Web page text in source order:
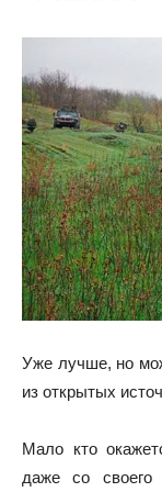
Уже лучше, но
из открытых
Мало кто
даже со своего